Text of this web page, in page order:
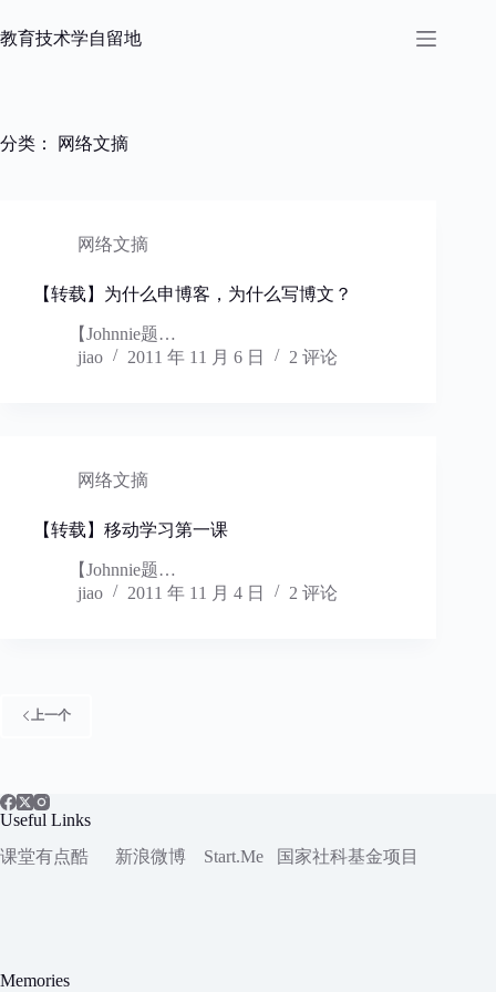
过
教育技术学自留地
分类： 网络文摘
网络文摘
【转载】为什么申博客，为什么写博文？
【Johnnie题…
jiao
2011 年 11 月 6 日 2 评论
网络文摘
【转载】移动学习第一课
【Johnnie题…
jiao
2011 年 11 月 4 日 2 评论
上一个
Useful Links
课堂有点酷
新浪微博 Start.Me 国家社科基金项目
Memories